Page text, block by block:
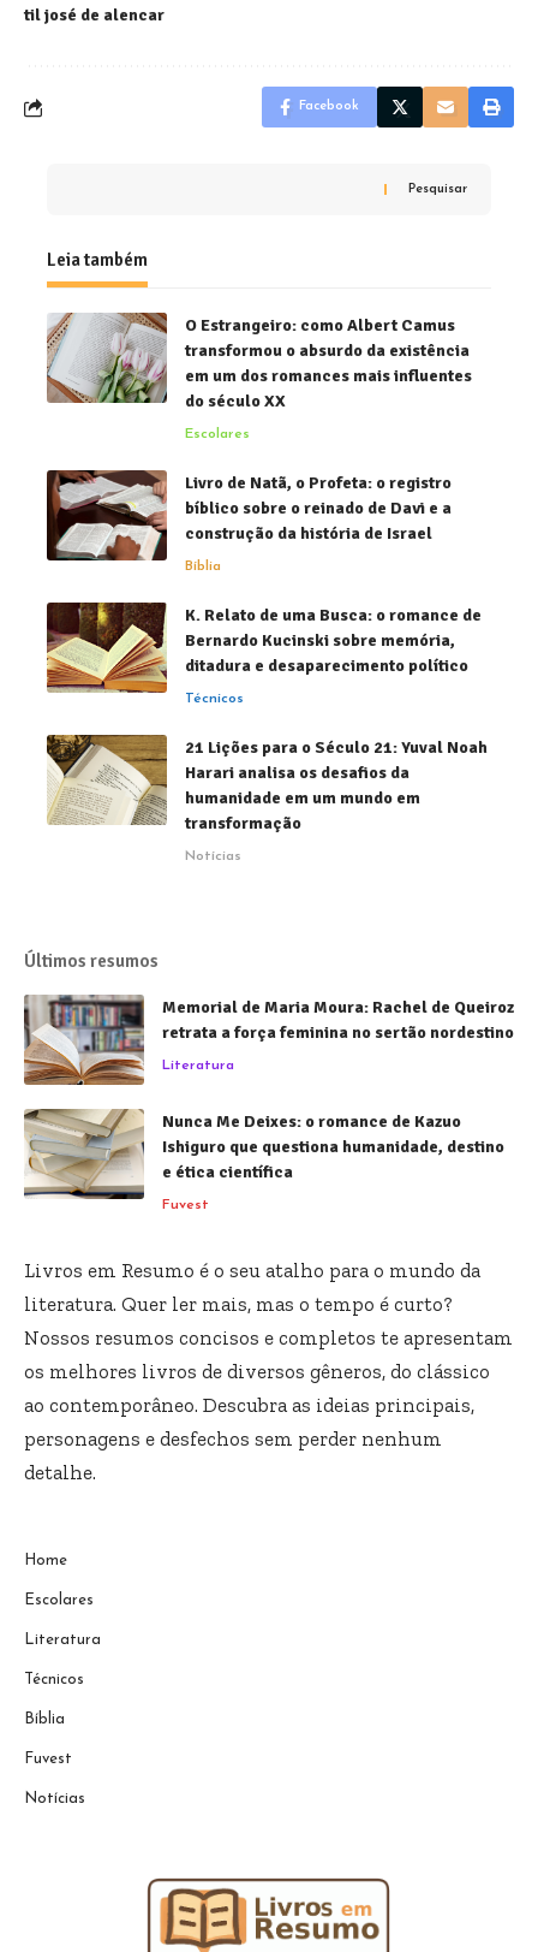
til josé de alencar
Facebook
Pesquisar
Leia também
O Estrangeiro: como Albert Camus
transformou o absurdo da existência
em um dos romances mais influentes
do século XX
Escolares
Livro de Natã, o Profeta: o registro
bíblico sobre o reinado de Davi e a
construção da história de Israel
Bíblia
K. Relato de uma Busca: o romance de
Bernardo Kucinski sobre memória,
ditadura e desaparecimento político
Técnicos
21 Lições para o Século 21: Yuval Noah
Harari analisa os desafios da
humanidade em um mundo em
transformação
Notícias
Últimos resumos
Memorial de Maria Moura: Rachel de Queiroz
retrata a força feminina no sertão nordestino
Literatura
Nunca Me Deixes: o romance de Kazuo
Ishiguro que questiona humanidade, destino
e ética científica
Fuvest
Livros em Resumo é o seu atalho para o mundo da
literatura. Quer ler mais, mas o tempo é curto?
Nossos resumos concisos e completos te apresentam
os melhores livros de diversos gêneros, do clássico
ao contemporâneo. Descubra as ideias principais,
personagens e desfechos sem perder nenhum
detalhe.
Home
Escolares
Literatura
Técnicos
Bíblia
Fuvest
Notícias